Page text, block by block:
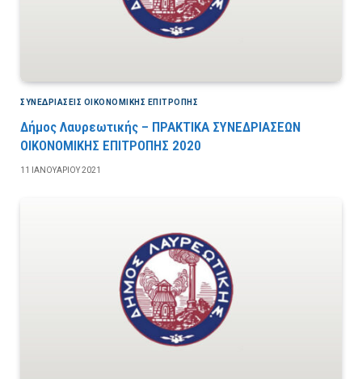
ΣΥΝΕΔΡΙΆΣΕΙΣ ΟΙΚΟΝΟΜΙΚΉΣ ΕΠΙΤΡΟΠΉΣ
Δήμος Λαυρεωτικής – ΠΡΑΚΤΙΚΑ ΣΥΝΕΔΡΙΑΣΕΩΝ
ΟΙΚΟΝΟΜΙΚΗΣ ΕΠΙΤΡΟΠΗΣ 2020
11 ΙΑΝΟΥΑΡΊΟΥ 2021